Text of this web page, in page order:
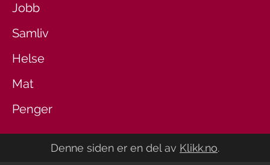
Jobb
Samliv
Helse
Mat
Penger
Denne siden er en del av Klikk.no.